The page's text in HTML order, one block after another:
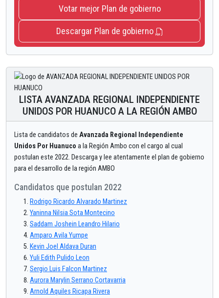
Votar mejor Plan de gobierno
Descargar Plan de gobierno
LISTA AVANZADA REGIONAL INDEPENDIENTE
UNIDOS POR HUANUCO A LA REGIÓN AMBO
Lista de candidatos de Avanzada Regional Independiente
Unidos Por Huanuco a la Región Ambo con el cargo al cual
postulan este 2022. Descarga y lee atentamente el plan de gobierno
para el desarrollo de la región AMBO
Candidatos que postulan 2022
Rodrigo Ricardo Alvarado Martinez
Yaninna Nilsia Sota Montecino
Saddam Joshein Leandro Hilario
Amparo Avila Yumpe
Kevin Joel Aldava Duran
Yuli Edith Pulido Leon
Sergio Luis Falcon Martinez
Aurora Marylin Serrano Cortavarria
Arnold Aquiles Ricapa Rivera